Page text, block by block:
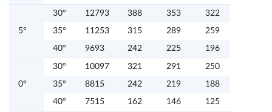
5°
30° 12793 388 353 322
35° 11253 315 289 259
40° 9693 242 225 196
0°
30° 10097 321 291 250
35° 8815 242 219 188
40° 7515 162 146 125